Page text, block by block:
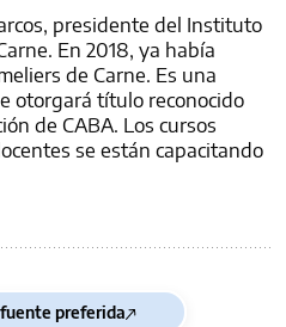
presidente del Instituto
En 2018, ya había
de Carne. Es una
otorgará título reconocido
de CABA. Los cursos
se están capacitando
preferida